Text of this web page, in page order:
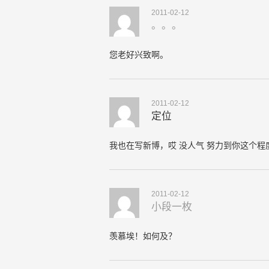
2011-02-12
。。。
您老好兴致啊。
2011-02-12
定位
我也在写新博，哎 没人气 努力到你这个程
2011-02-12
小段一枚
羡慕埃！如何及？